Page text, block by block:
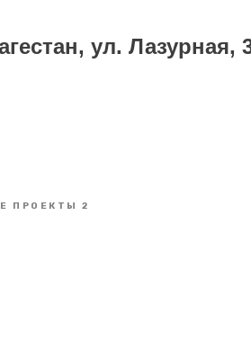
ул. Лазурная,
ПРОЕКТЫ 2